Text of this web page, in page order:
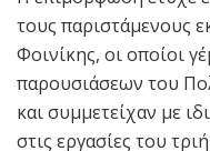
τους παριστάμενους
Φοινίκης, οι οποίοι
παρουσιάσεων του
και συμμετείχαν με
στις εργασίες του